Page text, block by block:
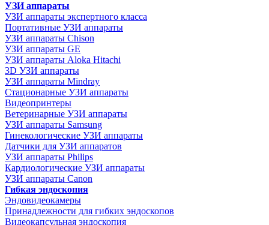
УЗИ аппараты
УЗИ аппараты экспертного класса
Портативные УЗИ аппараты
УЗИ аппараты Chison
УЗИ аппараты GE
УЗИ аппараты Aloka Hitachi
3D УЗИ аппараты
УЗИ аппараты Mindray
Стационарные УЗИ аппараты
Видеопринтеры
Ветеринарные УЗИ аппараты
УЗИ аппараты Samsung
Гинекологические УЗИ аппараты
Датчики для УЗИ аппаратов
УЗИ аппараты Philips
Кардиологические УЗИ аппараты
УЗИ аппараты Canon
Гибкая эндоскопия
Эндовидеокамеры
Принадлежности для гибких эндоскопов
Видеокапсульная эндоскопия